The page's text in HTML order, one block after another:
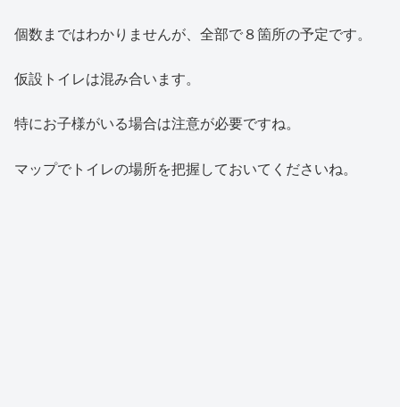
個数まではわかりませんが、全部で８箇所の予定です。
仮設トイレは混み合います。
特にお子様がいる場合は注意が必要ですね。
マップでトイレの場所を把握しておいてくださいね。